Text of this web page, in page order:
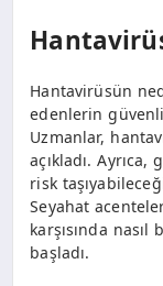
Hantavirüsün
edenlerin
Uzmanlar,
açıkladı.
risk
Seyahat
karşısında
başladı.